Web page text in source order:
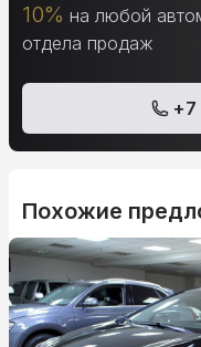
10% на любой
отдела продаж
Похожие